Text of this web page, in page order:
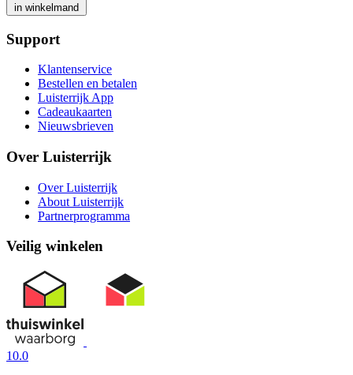
in winkelmand
Support
Klantenservice
Bestellen en betalen
Luisterrijk App
Cadeaukaarten
Nieuwsbrieven
Over Luisterrijk
Over Luisterrijk
About Luisterrijk
Partnerprogramma
Veilig winkelen
10.0